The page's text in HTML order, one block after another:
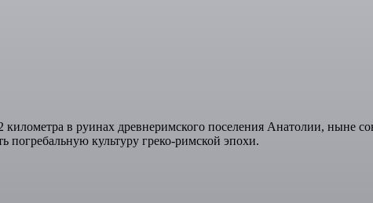
километра в руинах древнеримского поселения Анатолии, ныне
погребальную культуру греко-римской эпохи.